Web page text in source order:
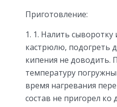
Приготовление:
1. Налить сыворотку
кастрюлю, подогреть
кипения не доводить.
температуру
время нагревания
состав не пригорел ко